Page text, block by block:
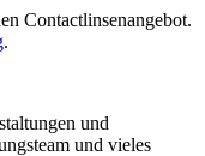
Contactlinsenangebot.
.
und
und vieles